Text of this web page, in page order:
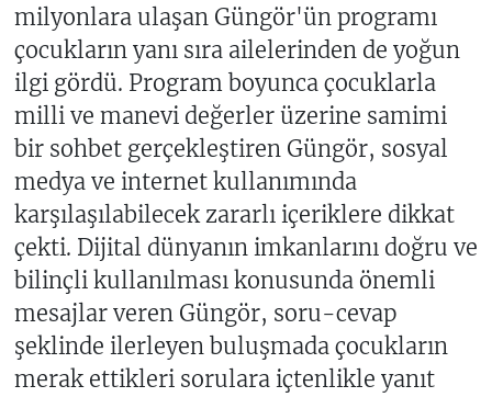
milyonlara ulaşan Güngör'ün programı
çocukların yanı sıra ailelerinden de yoğun
ilgi gördü. Program boyunca çocuklarla
milli ve manevi değerler üzerine samimi
bir sohbet gerçekleştiren Güngör, sosyal
medya ve internet kullanımında
karşılaşılabilecek zararlı içeriklere dikkat
çekti. Dijital dünyanın imkanlarını doğru ve
bilinçli kullanılması konusunda önemli
mesajlar veren Güngör, soru-cevap
şeklinde ilerleyen buluşmada çocukların
merak ettikleri sorulara içtenlikle yanıt